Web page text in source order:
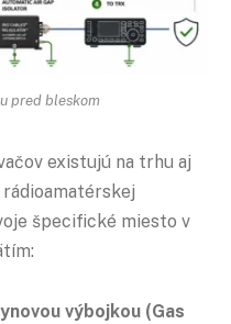
pred bleskom
existujú na trhu aj
špecifické miesto v
výbojkou (Gas